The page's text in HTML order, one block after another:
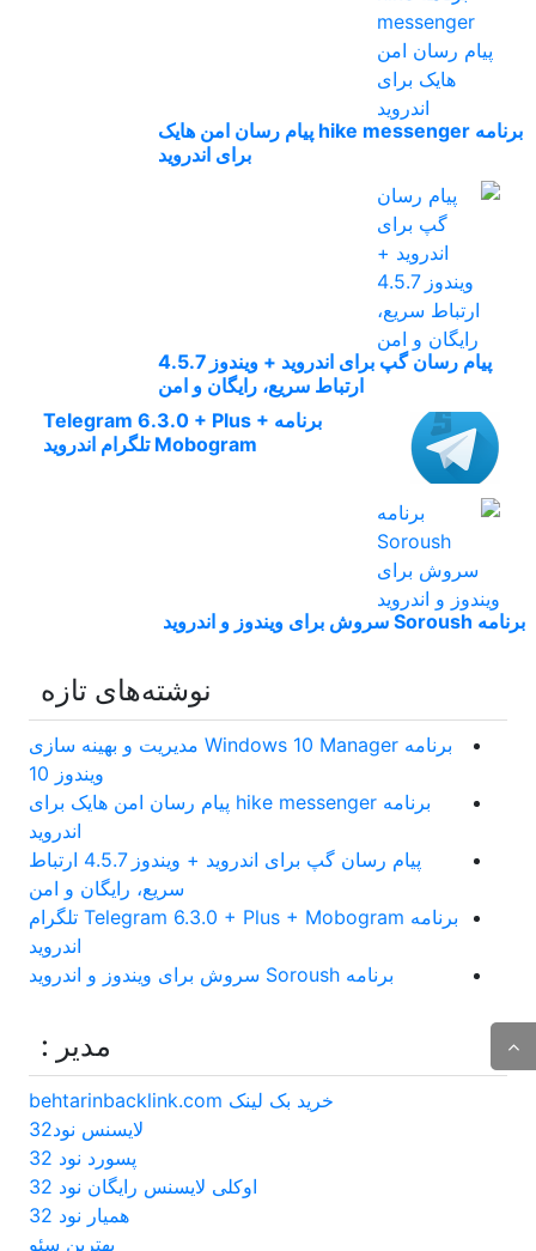
برنامه hike messenger پیام‌ رسان‌ امن هایک
برای اندروید
پیام رسان گپ برای اندروید + ویندوز 4.5.7
ارتباط سریع، رایگان و امن
برنامه Telegram 6.3.0 + Plus +
Mobogram تلگرام اندروید
برنامه Soroush سروش برای ویندوز و اندروید
نوشته‌های تازه
برنامه Windows 10 Manager مدیریت و بهینه سازی
ویندوز 10
برنامه hike messenger پیام‌ رسان‌ امن هایک برای
اندروید
پیام رسان گپ برای اندروید + ویندوز 4.5.7 ارتباط
سریع، رایگان و امن
برنامه Telegram 6.3.0 + Plus + Mobogram تلگرام
اندروید
برنامه Soroush سروش برای ویندوز و اندروید
مدیر :
خرید بک لینک behtarinbacklink.com
لایسنس نود32
پسورد نود 32
اوکلی لایسنس رایگان نود 32
همیار نود 32
بهترین سئو